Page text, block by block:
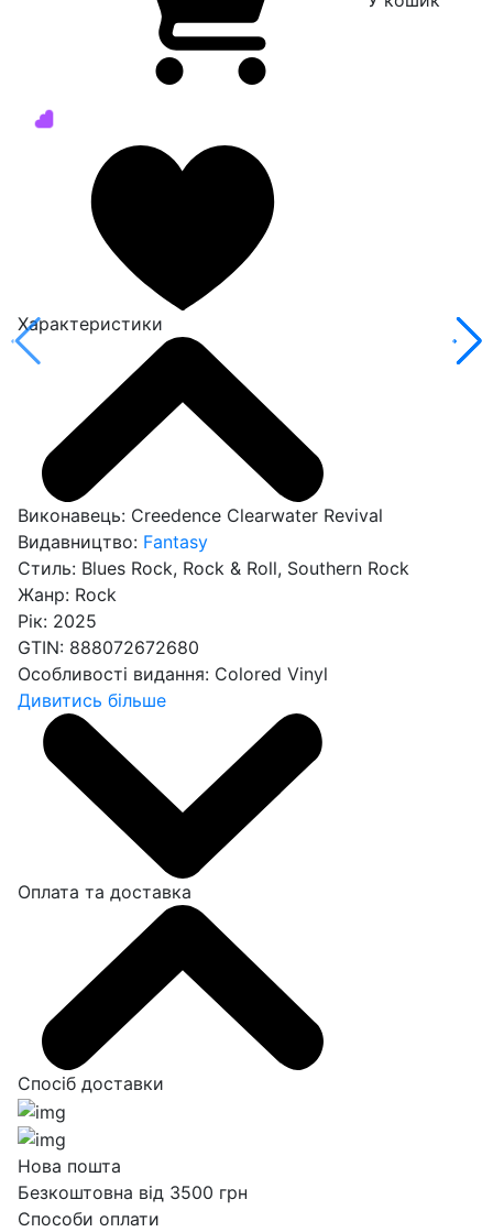
Характеристики
Виконавець: Creedence Clearwater Revival
Видавництво: Fantasy
Стиль: Blues Rock, Rock & Roll, Southern Rock
Жанр: Rock
Рік: 2025
GTIN: 888072672680
Особливості видання: Colored Vinyl
Дивитись більше
Оплата та доставка
Спосіб доставки
Нова пошта
Безкоштовна від 3500 грн
Способи оплати